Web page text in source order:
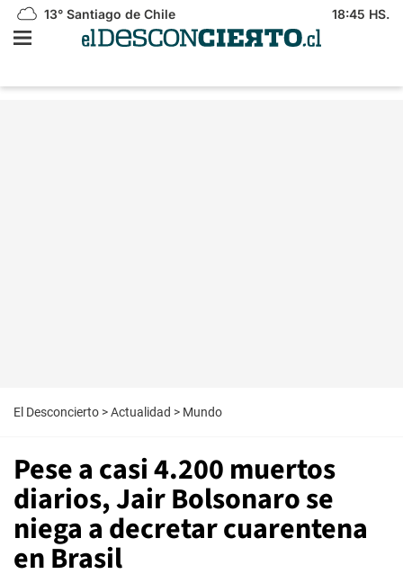
13° Santiago de Chile 18:45 HS.
El Desconcierto >Actualidad > Mundo
Pese a casi 4.200 muertos
diarios, Jair Bolsonaro se
niega a decretar cuarentena
en Brasil